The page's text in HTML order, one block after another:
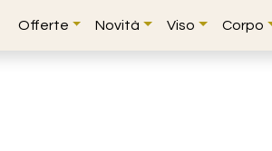
Offerte Novità Viso Corpo